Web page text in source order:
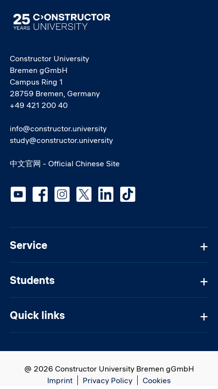
Image
Constructor University
Bremen gGmbH
Campus Ring 1
28759 Bremen, Germany
+49 421 200 40
info@constructor.university
study@constructor.university
中文官网 - Official Chinese Site
Service
Students
Quick links
Social media
@ 2026 Constructor University Bremen gGmbH
Imprint
Privacy Policy Cookies